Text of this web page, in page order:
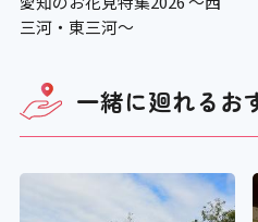
三河・東三河～
一緒に廻れるお